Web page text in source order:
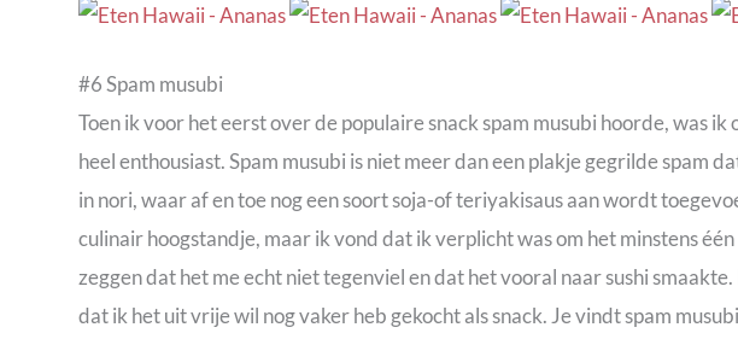
#6 Spam musubi
Toen ik voor het eerst over de populaire snack spam musubi hoorde, was
heel enthousiast. Spam musubi is niet meer dan een plakje gegrilde spam
in nori, waar af en toe nog een soort soja-of teriyakisaus aan wordt
culinair hoogstandje, maar ik vond dat ik verplicht was om het minstens
zeggen dat het me echt niet tegenviel en dat het vooral naar sushi
dat ik het uit vrije wil nog vaker heb gekocht als snack. Je vindt spam